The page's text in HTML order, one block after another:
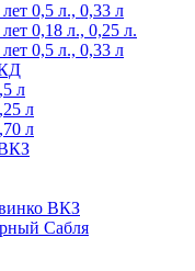
0,5 л., 0,33 л
0,18 л., 0,25 л.
0,5 л., 0,33 л
л
л
л
ВКЗ
Сабля